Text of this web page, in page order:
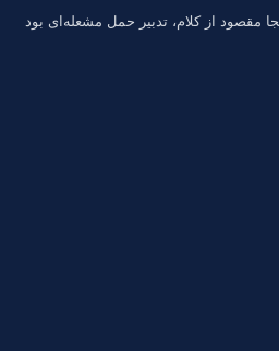
مقصود از کلام، تدبیر حمل مشعله‌ای بود